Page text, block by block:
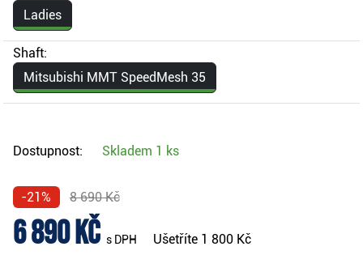
Ladies
Shaft:
Mitsubishi MMT SpeedMesh 35
Dostupnost: Skladem 1 ks
-21% 8 690 Kč
6 890 Kč s DPH Ušetříte 1 800 Kč